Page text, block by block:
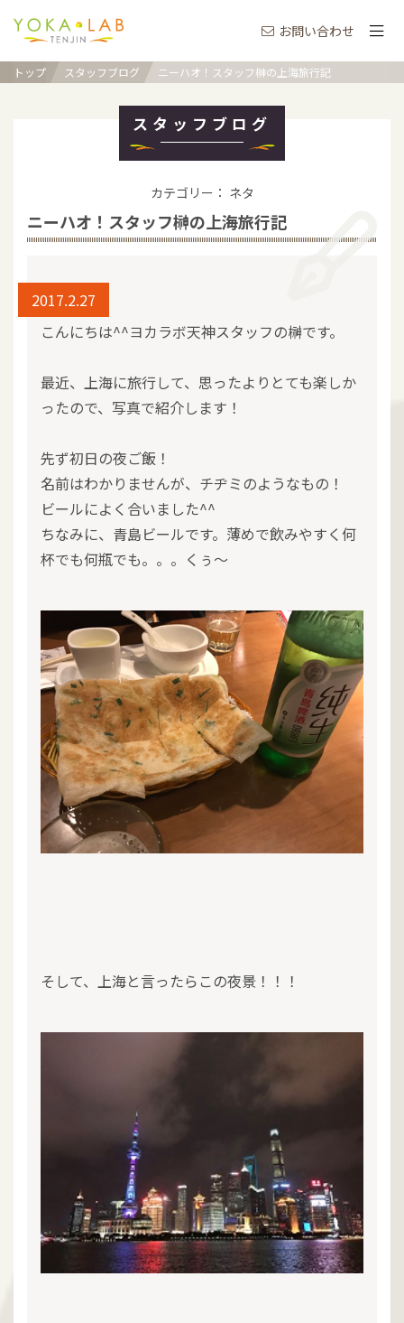
お問い合わせ
トップ スタッフブログ ニーハオ！スタッフ榊の上海旅行記
スタッフブログ
カテゴリー： ネタ
ニーハオ！スタッフ榊の上海旅行記
2017.2.27
こんにちは^^ヨカラボ天神スタッフの榊です。
最近、上海に旅行して、思ったよりとても楽しか
ったので、写真で紹介します！
先ず初日の夜ご飯！
名前はわかりませんが、チヂミのようなもの！
ビールによく合いました^^
ちなみに、青島ビールです。薄めで飲みやすく何
杯でも何瓶でも。。。くぅ～
そして、上海と言ったらこの夜景！！！